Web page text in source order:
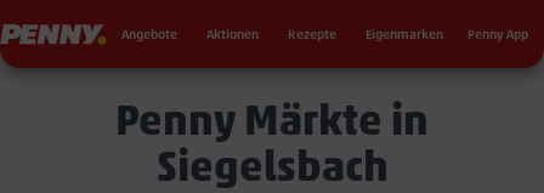
Penny Angebote Aktionen Rezepte Eigenmarken Penny App
Penny Märkte in
Siegelsbach